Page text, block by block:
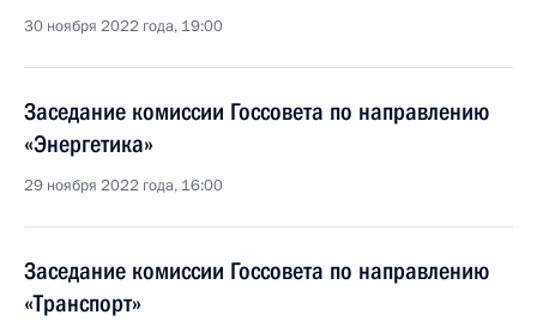
30 ноября 2022 года, 19:00
Заседание комиссии Госсовета по направлению
«Энергетика»
29 ноября 2022 года, 16:00
Заседание комиссии Госcовета по направлению
«Транспорт»